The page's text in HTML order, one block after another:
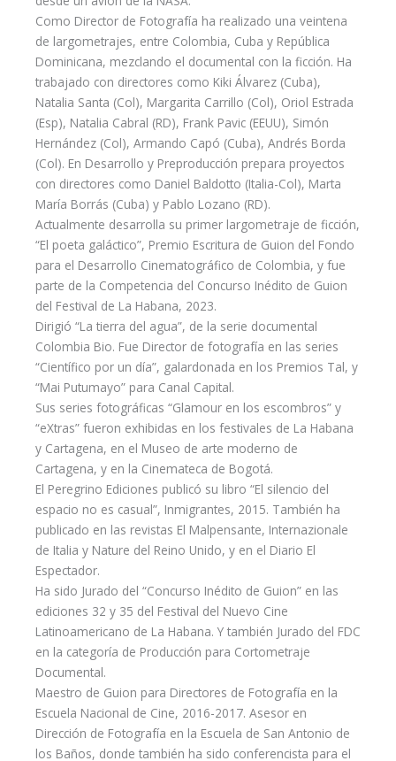
Como Director de Fotografía ha realizado una veintena
de largometrajes, entre Colombia, Cuba y República
Dominicana, mezclando el documental con la ficción. Ha
trabajado con directores como Kiki Álvarez (Cuba),
Natalia Santa (Col), Margarita Carrillo (Col), Oriol Estrada
(Esp), Natalia Cabral (RD), Frank Pavic (EEUU), Simón
Hernández (Col), Armando Capó (Cuba), Andrés Borda
(Col). En Desarrollo y Preproducción prepara proyectos
con directores como Daniel Baldotto (Italia-Col), Marta
María Borrás (Cuba) y Pablo Lozano (RD).
Actualmente desarrolla su primer largometraje de ficción,
“El poeta galáctico”, Premio Escritura de Guion del Fondo
para el Desarrollo Cinematográfico de Colombia, y fue
parte de la Competencia del Concurso Inédito de Guion
del Festival de La Habana, 2023.
Dirigió “La tierra del agua”, de la serie documental
Colombia Bio. Fue Director de fotografía en las series
“Científico por un día”, galardonada en los Premios Tal, y
“Mai Putumayo” para Canal Capital.
Sus series fotográficas “Glamour en los escombros” y
“eXtras” fueron exhibidas en los festivales de La Habana
y Cartagena, en el Museo de arte moderno de
Cartagena, y en la Cinemateca de Bogotá.
El Peregrino Ediciones publicó su libro “El silencio del
espacio no es casual”, Inmigrantes, 2015. También ha
publicado en las revistas El Malpensante, Internazionale
de Italia y Nature del Reino Unido, y en el Diario El
Espectador.
Ha sido Jurado del “Concurso Inédito de Guion” en las
ediciones 32 y 35 del Festival del Nuevo Cine
Latinoamericano de La Habana. Y también Jurado del FDC
en la categoría de Producción para Cortometraje
Documental.
Maestro de Guion para Directores de Fotografía en la
Escuela Nacional de Cine, 2016-2017. Asesor en
Dirección de Fotografía en la Escuela de San Antonio de
los Baños, donde también ha sido conferencista para el